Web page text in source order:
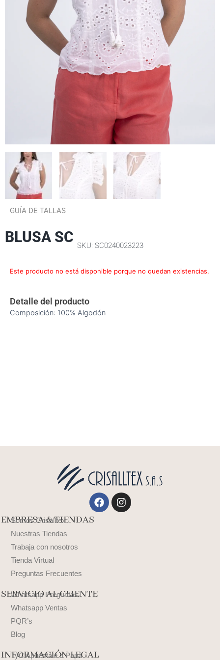
BLUSA SC SKU: SC0240023223
Este producto no está disponible porque no quedan existencias.
GUÍA DE TALLAS
Detalle del producto
Composición: 100% Algodón
FacebookInstagram
EMPRESA & TIENDAS
Somos Crisalltex
Nuestras Tiendas
Trabaja con nosotros
Tienda Virtual
Preguntas Frecuentes
SERVICIO AL CLIENTE
Whatsapp Preguntas
Whatsapp Ventas
PQR’s
Blog
INFORMACIÓN LEGAL
TyC Apuéstale a Papá